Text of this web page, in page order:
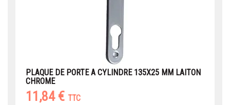
PLAQUE DE PORTE A CYLINDRE 135X25 MM LAITON
CHROME
11,84 € TTC